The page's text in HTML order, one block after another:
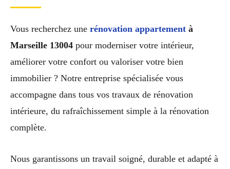
Vous recherchez une rénovation appartement à
Marseille 13004 pour moderniser votre intérieur,
améliorer votre confort ou valoriser votre bien
immobilier ? Notre entreprise spécialisée vous
accompagne dans tous vos travaux de rénovation
intérieure, du rafraîchissement simple à la rénovation
complète.
Nous garantissons un travail soigné, durable et adapté à